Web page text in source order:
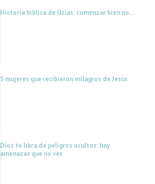
Historia bíblica de Uzías: comenzar bien no…
5 mujeres que recibieron milagros de Jesús
Dios te libra de peligros ocultos: hay
amenazas que no ves